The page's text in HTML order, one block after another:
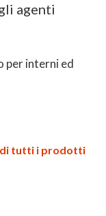
agenti
per interni ed
tutti i prodotti